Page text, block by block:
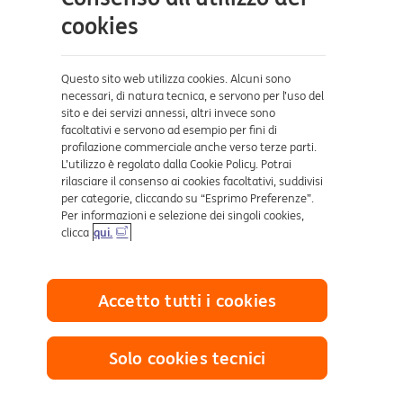
Aiuto e supporto
Sicurezza e Phishing
Dove ci trovi
Certificazioni
Collegamenti utili
Mappa del sito
Trasparenza
Cookies
Sezione Privacy
cookies
Questo sito web utilizza cookies. Alcuni sono
necessari, di natura tecnica, e servono per l’uso del
sito e dei servizi annessi, altri invece sono
facoltativi e servono ad esempio per fini di
profilazione commerciale anche verso terze parti.
L’utilizzo è regolato dalla Cookie Policy. Potrai
rilasciare il consenso ai cookies facoltativi, suddivisi
per categorie, cliccando su “Esprimo Preferenze”.
Per informazioni e selezione dei singoli cookies,
clicca qui.
Solo cookies tecnici
Accetto tutti i cookies